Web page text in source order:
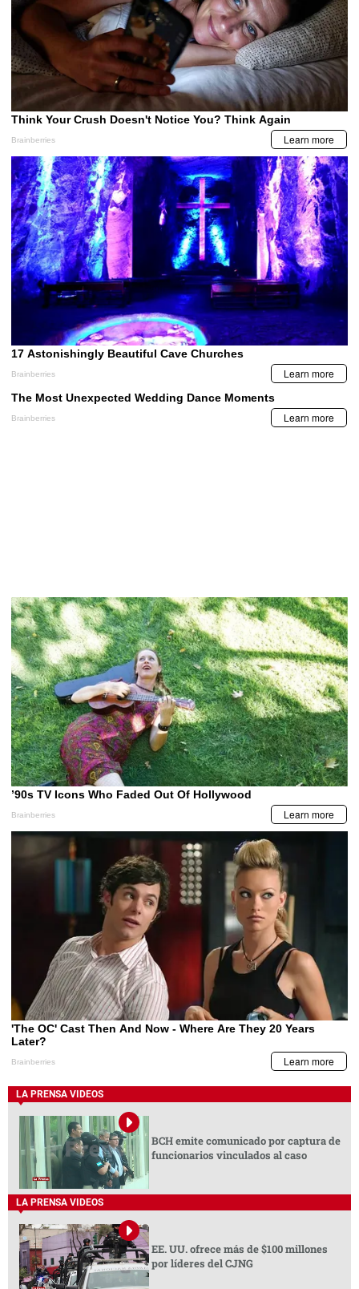
LA PRENSA VIDEOS
BCH emite comunicado por captura de
funcionarios vinculados al caso
LA PRENSA VIDEOS
EE. UU. ofrece más de $100 millones
por líderes del CJNG